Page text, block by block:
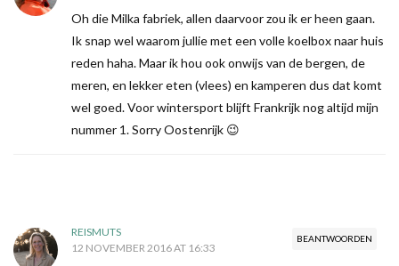
Oh die Milka fabriek, allen daarvoor zou ik er heen gaan.
Ik snap wel waarom jullie met een volle koelbox naar huis
reden haha. Maar ik hou ook onwijs van de bergen, de
meren, en lekker eten (vlees) en kamperen dus dat komt
wel goed. Voor wintersport blijft Frankrijk nog altijd mijn
nummer 1. Sorry Oostenrijk 😉
BEANTWOORDEN
REISMUTS
12 NOVEMBER 2016 AT 16:33